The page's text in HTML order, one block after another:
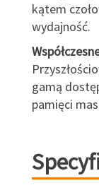
kątem
wydajność.
gamą
pamięci